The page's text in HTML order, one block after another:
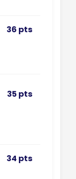
36 pts
35 pts
34 pts